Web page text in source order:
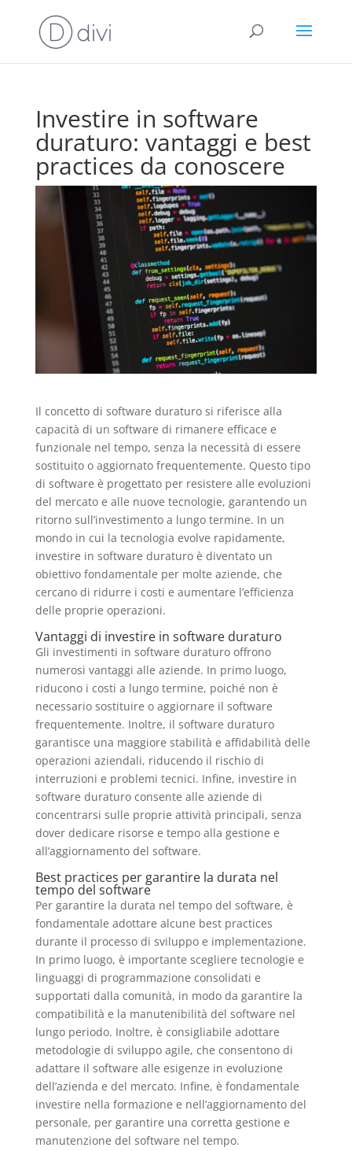
Investire in software
duraturo: vantaggi e best
practices da conoscere
Il concetto di software duraturo si riferisce alla
capacità di un software di rimanere efficace e
funzionale nel tempo, senza la necessità di essere
sostituito o aggiornato frequentemente. Questo tipo
di software è progettato per resistere alle evoluzioni
del mercato e alle nuove tecnologie, garantendo un
ritorno sull’investimento a lungo termine. In un
mondo in cui la tecnologia evolve rapidamente,
investire in software duraturo è diventato un
obiettivo fondamentale per molte aziende, che
cercano di ridurre i costi e aumentare l’efficienza
delle proprie operazioni.
Vantaggi di investire in software duraturo
Gli investimenti in software duraturo offrono
numerosi vantaggi alle aziende. In primo luogo,
riducono i costi a lungo termine, poiché non è
necessario sostituire o aggiornare il software
frequentemente. Inoltre, il software duraturo
garantisce una maggiore stabilità e affidabilità delle
operazioni aziendali, riducendo il rischio di
interruzioni e problemi tecnici. Infine, investire in
software duraturo consente alle aziende di
concentrarsi sulle proprie attività principali, senza
dover dedicare risorse e tempo alla gestione e
all’aggiornamento del software.
Best practices per garantire la durata nel
tempo del software
Per garantire la durata nel tempo del software, è
fondamentale adottare alcune best practices
durante il processo di sviluppo e implementazione.
In primo luogo, è importante scegliere tecnologie e
linguaggi di programmazione consolidati e
supportati dalla comunità, in modo da garantire la
compatibilità e la manutenibilità del software nel
lungo periodo. Inoltre, è consigliabile adottare
metodologie di sviluppo agile, che consentono di
adattare il software alle esigenze in evoluzione
dell’azienda e del mercato. Infine, è fondamentale
investire nella formazione e nell’aggiornamento del
personale, per garantire una corretta gestione e
manutenzione del software nel tempo.